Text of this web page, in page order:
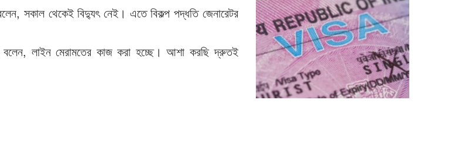
বলেন, সকাল থেকেই বিদ্যুৎ নেই। এতে বিকল্প পদ্ধতি জেনারেটর
বলেন, লাইন মেরামতের কাজ করা হচ্ছে। আশা করছি দ্রুতই